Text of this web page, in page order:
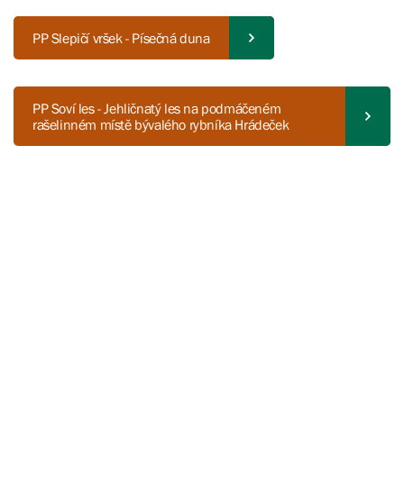
PP Slepičí vršek - Písečná duna
PP Soví les - Jehličnatý les na podmáčeném
rašelinném místě bývalého rybníka Hrádeček